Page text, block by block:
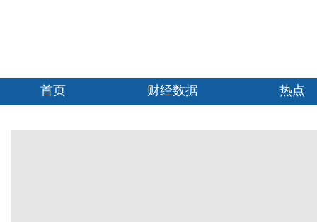
首页 财经数据 热点